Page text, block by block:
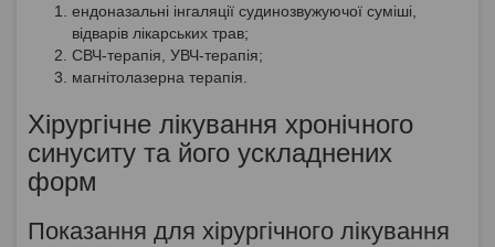
ендоназальні інгаляції судинозвужуючої суміші,
відварів лікарських трав;
СВЧ-терапія, УВЧ-терапія;
магнітолазерна терапія.
Хірургічне лікування хронічного
синуситу та його ускладнених
форм
Показання для хірургічного лікування